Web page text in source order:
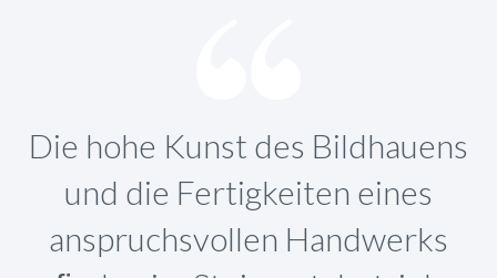
Die hohe Kunst des Bildhauens
und die Fertigkeiten eines
anspruchsvollen Handwerks